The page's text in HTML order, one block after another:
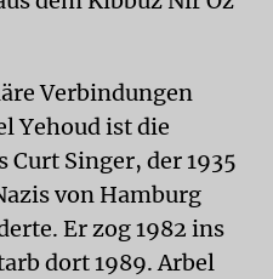
Verbindungen
Yehoud ist die
Singer, der 1935
von Hamburg
Er zog 1982 ins
dort 1989. Arbel